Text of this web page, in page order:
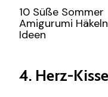
10 Süße Sommer
Amigurumi Häkeln
Ideen
4. Herz-